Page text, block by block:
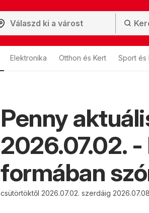
Elektronika Otthon és Kert Sport és
Penny
2026.07.02.
formában
csütörtöktől 2026.07.02. szerdáig